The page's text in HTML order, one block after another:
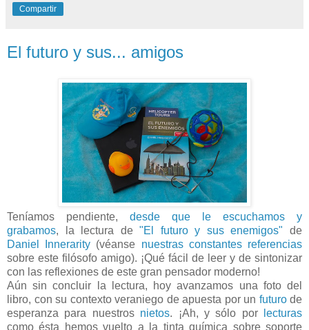
Compartir
El futuro y sus... amigos
Teníamos pendiente, desde que le escuchamos y
grabamos, la lectura de"El futuro y sus enemigos"de
Daniel Innerarity (véanse nuestras constantes referencias
sobre este filósofo amigo). ¡Qué fácil de leer y de sintonizar
con las reflexiones de este gran pensador moderno!
Aún sin concluir la lectura, hoy avanzamos una foto del
libro, con su contexto veraniego de apuesta por un futurode
esperanza para nuestros nietos. ¡Ah, y sólo por
lecturas
como ésta hemos vuelto a la tinta química sobre soporte